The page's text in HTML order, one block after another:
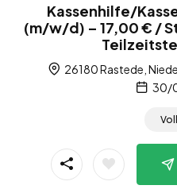
Kassenhilfe/
(m/w/d) – 17,00 € /
26180 Rastede,
30/